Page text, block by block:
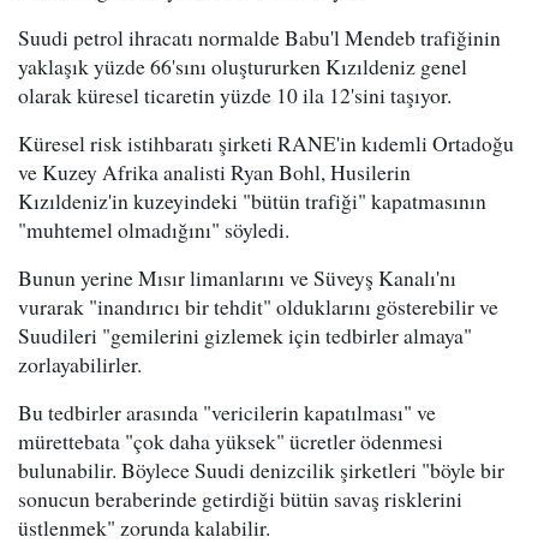
Suudi petrol ihracatı normalde Babu'l Mendeb trafiğinin
yaklaşık yüzde 66'sını oluştururken Kızıldeniz genel
olarak küresel ticaretin yüzde 10 ila 12'sini taşıyor.
Küresel risk istihbaratı şirketi RANE'in kıdemli Ortadoğu
ve Kuzey Afrika analisti Ryan Bohl, Husilerin
Kızıldeniz'in kuzeyindeki "bütün trafiği" kapatmasının
"muhtemel olmadığını" söyledi.
Bunun yerine Mısır limanlarını ve Süveyş Kanalı'nı
vurarak "inandırıcı bir tehdit" olduklarını gösterebilir ve
Suudileri "gemilerini gizlemek için tedbirler almaya"
zorlayabilirler.
Bu tedbirler arasında "vericilerin kapatılması" ve
mürettebata "çok daha yüksek" ücretler ödenmesi
bulunabilir. Böylece Suudi denizcilik şirketleri "böyle bir
sonucun beraberinde getirdiği bütün savaş risklerini
üstlenmek" zorunda kalabilir.